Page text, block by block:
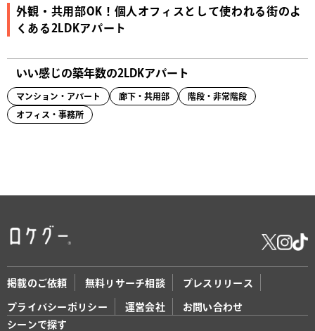
外観・共用部OK！個人オフィスとして使われる街のよ
くある2LDKアパート
いい感じの築年数の2LDKアパート
マンション・アパート 廊下・共用部 階段・非常階段
オフィス・事務所
掲載のご依頼 無料リサーチ相談 プレスリリース
プライバシーポリシー 運営会社
お問い合わせ
シーンで探す